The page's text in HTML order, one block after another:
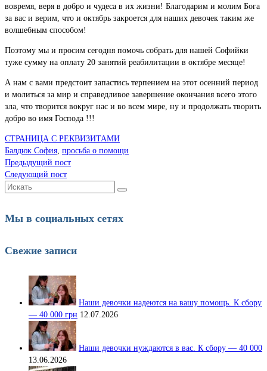
вовремя, веря в добро и чудеса в их жизни! Благодарим и молим Бога
за вас и верим, что и октябрь закроется для наших девочек таким же
волшебным способом!
Поэтому мы и просим сегодня помочь собрать для нашей Софийки
туже сумму на оплату 20 занятий реабилитации в октябре месяце!
А нам с вами предстоит запастись терпением на этот осенний период
и молиться за мир и справедливое завершение окончания всего этого
зла, что творится вокруг нас и во всем мире, ну и продолжать творить
добро во имя Господа !!!
СТРАНИЦА С РЕКВИЗИТАМИ
Балдюк София, просьба о помощи
Предыдущий пост
Следующий пост
Искать:
Мы в социальных сетях
Свежие записи
Наши девочки надеются на вашу помощь. К сбору
— 40 000 грн 12.07.2026
Наши девочки нуждаются в вас. К сбору — 40 000
13.06.2026